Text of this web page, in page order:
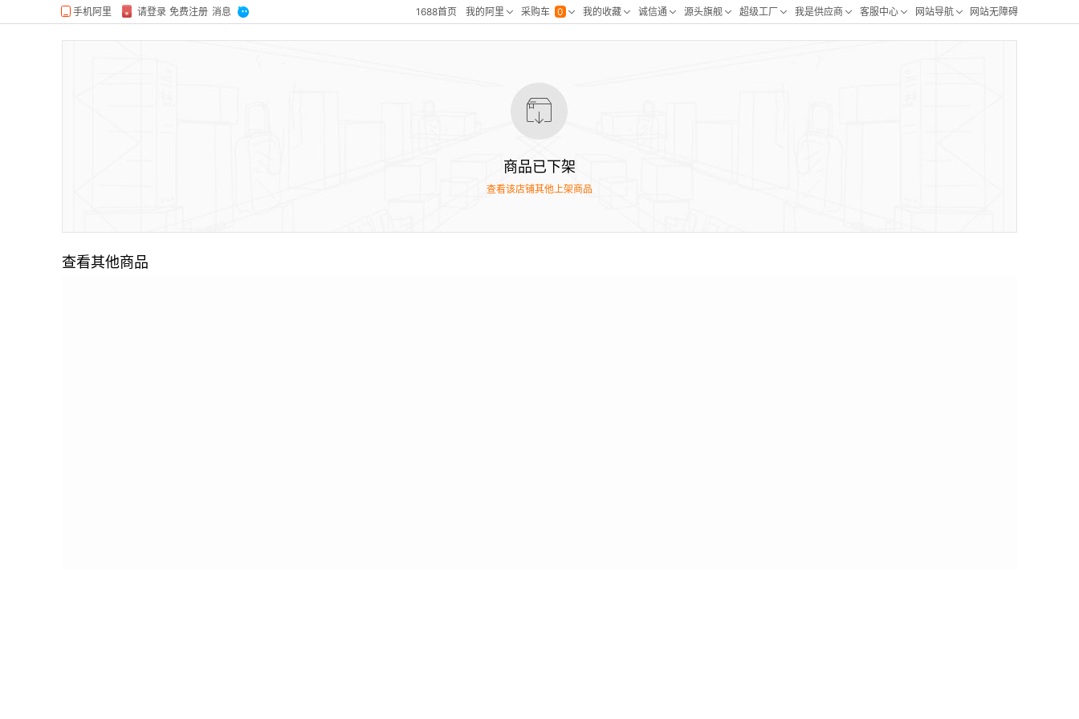
商品已下架
查看该店铺其他上架商品
查看其他商品